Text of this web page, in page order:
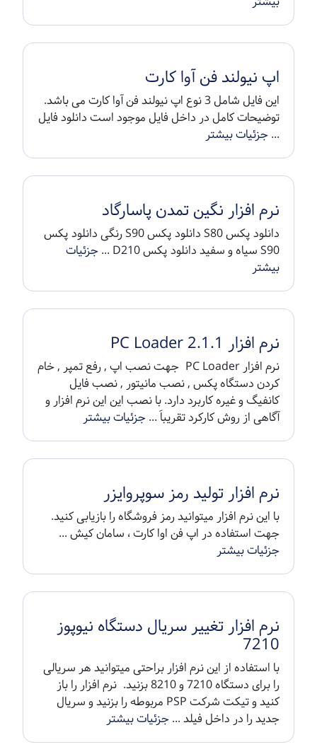
اپ نیولند فن آوا کارت
این فایل شامل 3 نوع اپ نیولند فن آوا کارت می باشد.
توضیحات کامل در داخل فایل موجود است دانلود فایل
...جزئیات بیشتر
نرم افزار نگین تمدن پاسارگاد
دانلود پکس S80 دانلود پکس S90 رنگی دانلود پکس
S90 سیاه و سفید دانلود پکس D210 ...
جزئیات
بیشتر
نرم افزار PC Loader 2.1.1
نرم افزار PC Loader جهت نصب اپ , رفع تمپر , خام
کردن دستگاه پکس , نصب مانیتور , نصب فایل
کانفیگ و غیره کاربرد دارد. با نصب این این نرم افزار و
آگاهی از روش کارکرد تقریباَ ...جزئیات بیشتر
نرم افزار تولید رمز سوپروایزر
با این نرم افزار میتوانید رمز فروشگاه را بازیابی کنید.
جهت استفاده در اپ فن اوا کارت ، سامان کیش ...
جزئیات بیشتر
نرم افزار تغییر سریال دستگاه نیوپوز
7210
با استفاده از این نرم افزار براحتی میتوانید هر سریالی
را برای دستگاه 7210 و 8210 بزنید. نرم افزار را باز
کنید و تیکت شرکت PSP مربوطه را بزنید و سریال
جدید را در داخل فیلد ...جزئیات بیشتر